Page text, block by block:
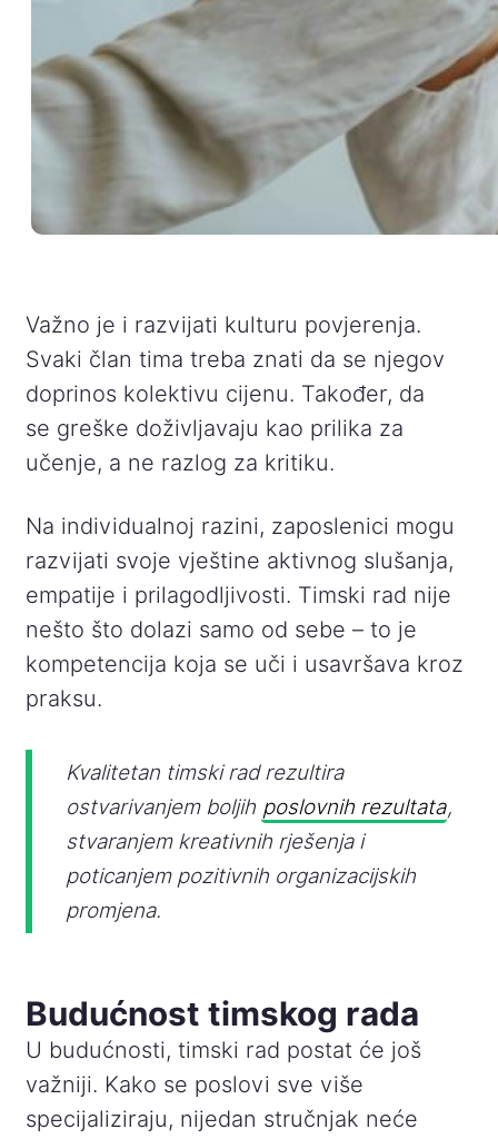
Važno je i razvijati kulturu povjerenja.
Svaki član tima treba znati da se njegov
doprinos kolektivu cijenu. Također, da
se greške doživljavaju kao prilika za
učenje, a ne razlog za kritiku.
Na individualnoj razini, zaposlenici mogu
razvijati svoje vještine aktivnog slušanja,
empatije i prilagodljivosti. Timski rad nije
nešto što dolazi samo od sebe – to je
kompetencija koja se uči i usavršava kroz
praksu.
Kvalitetan timski rad rezultira
ostvarivanjem boljih poslovnih rezultata,
stvaranjem kreativnih rješenja i
poticanjem pozitivnih organizacijskih
promjena.
Budućnost timskog rada
U budućnosti, timski rad postat će još
važniji. Kako se poslovi sve više
specijaliziraju, nijedan stručnjak neće